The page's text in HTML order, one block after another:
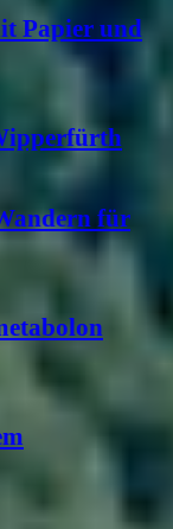
Papier und
für